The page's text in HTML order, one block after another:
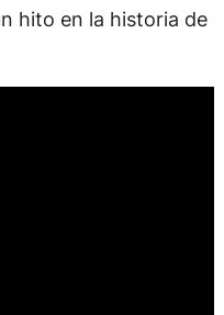
hito en la historia de